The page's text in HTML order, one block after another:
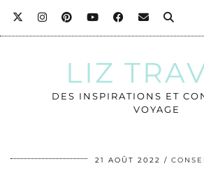
LIZ
DES INSPIRATIONS ET
VOYAGE
21 AOÛT 2022